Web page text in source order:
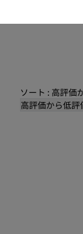
ソート : 高評価
高評価から低評